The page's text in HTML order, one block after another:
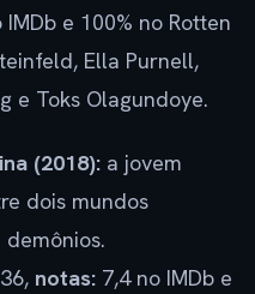
IMDb e 100% no Rotten
Ella Purnell,
e Toks Olagundoye.
(2018): a jovem
dois mundos
36, notas: 7,4 no IMDb e